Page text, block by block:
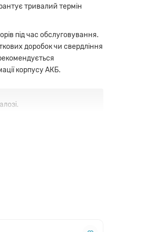
тривалий термін
під час обслуговування.
доробок чи свердління
корпусу АКБ.